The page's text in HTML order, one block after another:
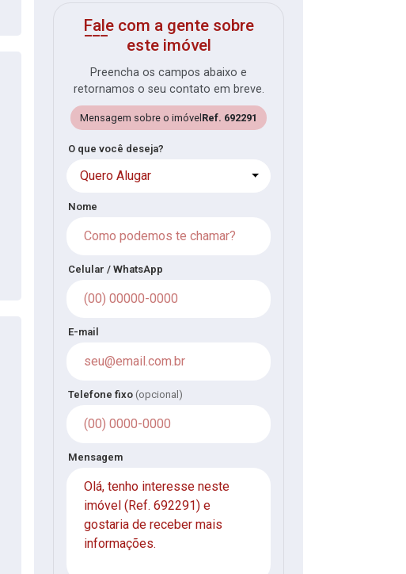
Fale com a gente sobre
este imóvel
Preencha os campos abaixo e
retornamos o seu contato em breve.
Mensagem sobre o imóvel Ref. 692291
O que você deseja?
Quero Alugar
Nome
Celular / WhatsApp
E-mail
Telefone fixo (opcional)
Mensagem